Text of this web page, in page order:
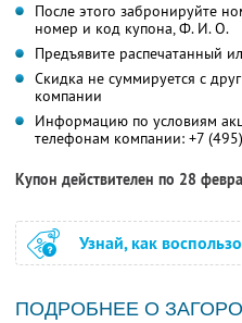
После этого забронируйте
номер и код купона,Ф. И. О.
Предъявите распечатанный
Скидка не суммируется с
компании
Информацию по условиям
телефонам компании: +7
Купон действителен по 28
Узнай, как
ПОДРОБНЕЕ О